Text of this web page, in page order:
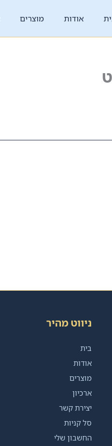
אודות מוצרים
ניווט מהיר
בית
אודות
מוצרים
ארכיון
יצירת קשר
סל קניות
החשבון שלי